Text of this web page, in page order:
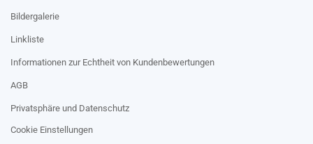
Bildergalerie
Linkliste
Informationen zur Echtheit von Kundenbewertungen
AGB
Privatsphäre und Datenschutz
Cookie Einstellungen